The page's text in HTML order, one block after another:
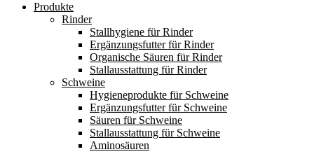
Produkte
Rinder
Stallhygiene für Rinder
Ergänzungsfutter für Rinder
Organische Säuren für Rinder
Stallausstattung für Rinder
Schweine
Hygieneprodukte für Schweine
Ergänzungsfutter für Schweine
Säuren für Schweine
Stallausstattung für Schweine
Aminosäuren